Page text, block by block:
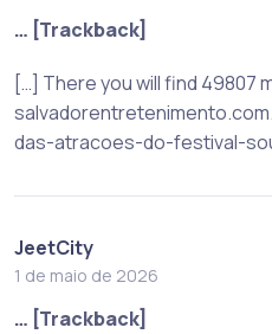
… [Trackback]
[…] There you will find 49807
das-atracoes-do-festival-
JeetCity
1 de maio de 2026
… [Trackback]